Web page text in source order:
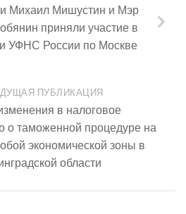
Михаил Мишустин и Мэр
приняли участие в
УФНС России по Москве
ПУБЛИКАЦИЯ
в налоговое
о таможенной процедуре на
экономической зоны в
области